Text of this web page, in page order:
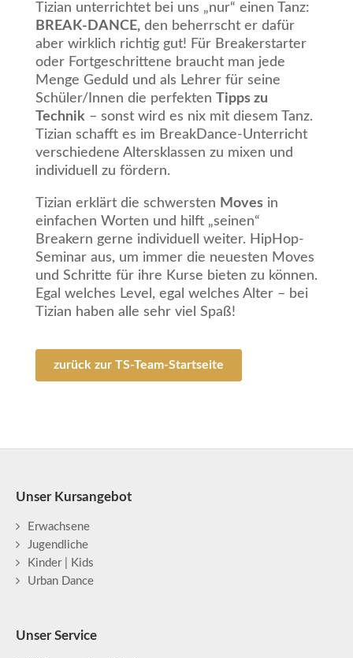
Tizian unterrichtet bei uns „nur“ einen Tanz:
BREAK-DANCE,den beherrscht er dafür
aber wirklich richtig gut! Für Breakerstarter
oder Fortgeschrittene braucht man jede
Menge Geduld und als Lehrer für seine
Schüler/Innen die perfekten Tipps zu
Technik– sonst wird es nix mit diesem Tanz.
Tizian schafft es im BreakDance-Unterricht
verschiedene Altersklassen zu mixen und
individuell zu fördern.
Tizian erklärt die schwersten Movesin
einfachen Worten und hilft „seinen“
Breakern gerne individuell weiter. HipHop-
Seminar aus, um immer die neuesten Moves
und Schritte für ihre Kurse bieten zu können.
Egal welches Level, egal welches Alter – bei
Tizian haben alle sehr viel Spaß!
zurück zur TS-Team-Startseite
Unser Kursangebot
Erwachsene
Jugendliche
Kinder | Kids
Urban Dance
Unser Service